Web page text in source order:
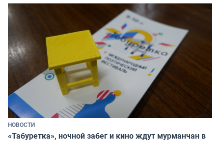
НОВОСТИ
«Табуретка», ночной забег и кино ждут мурманчан в